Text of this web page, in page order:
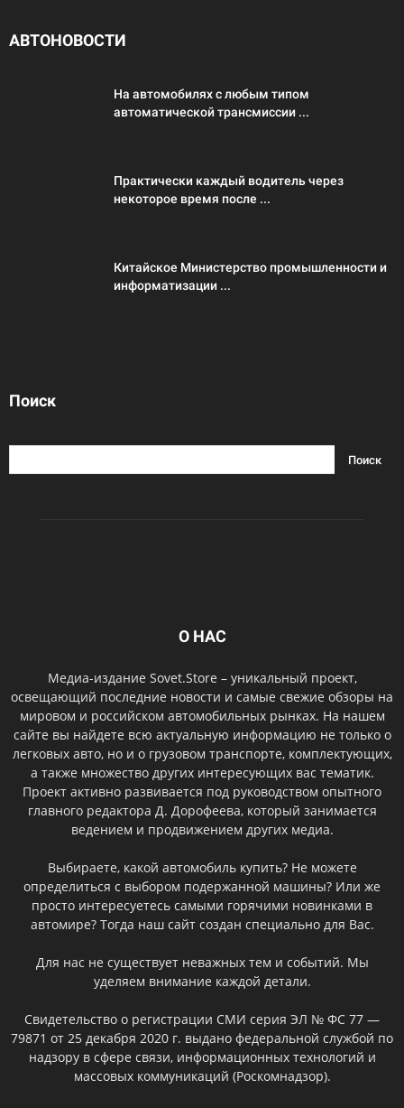
АВТОНОВОСТИ
На автомобилях с любым типом
автоматической трансмиссии ...
Практически каждый водитель через
некоторое время после ...
Китайское Министерство промышленности и
информатизации ...
Поиск
О НАС
Медиа-издание Sovet.Store – уникальный проект,
освещающий последние новости и самые свежие обзоры на
мировом и российском автомобильных рынках. На нашем
сайте вы найдете всю актуальную информацию не только о
легковых авто, но и о грузовом транспорте, комплектующих,
а также множество других интересующих вас тематик.
Проект активно развивается под руководством опытного
главного редактора Д. Дорофеева, который занимается
ведением и продвижением других медиа.
Выбираете, какой автомобиль купить? Не можете
определиться с выбором подержанной машины? Или же
просто интересуетесь самыми горячими новинками в
автомире? Тогда наш сайт создан специально для Вас.
Для нас не существует неважных тем и событий. Мы
уделяем внимание каждой детали.
Свидетельство о регистрации СМИ серия ЭЛ № ФС 77 —
79871 от 25 декабря 2020 г. выдано федеральной службой по
надзору в сфере связи, информационных технологий и
массовых коммуникаций (Роскомнадзор).